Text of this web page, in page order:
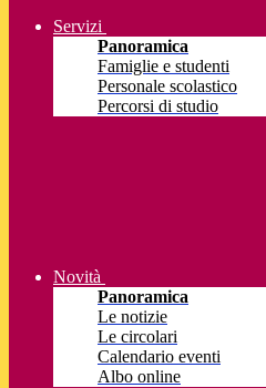
Servizi
Panoramica
Famiglie e studenti
Personale scolastico
Percorsi di studio
Novità
Panoramica
Le notizie
Le circolari
Calendario eventi
Albo online